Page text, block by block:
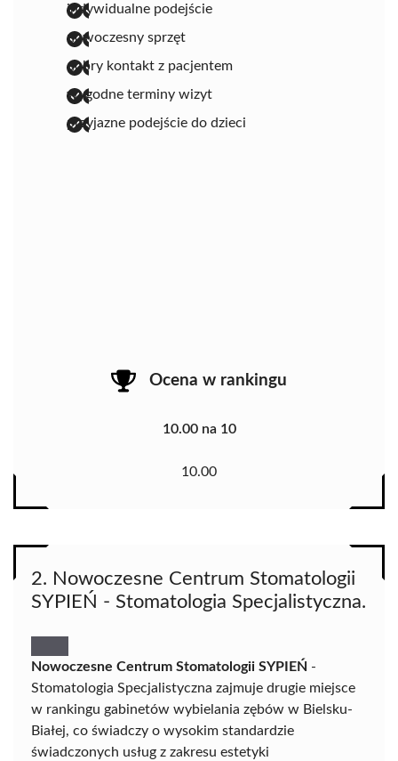
indywidualne podejście
nowoczesny sprzęt
dobry kontakt z pacjentem
wygodne terminy wizyt
przyjazne podejście do dzieci
Ocena w rankingu
10.00 na 10
10.00
2. Nowoczesne Centrum Stomatologii
SYPIEŃ - Stomatologia Specjalistyczna.
Nowoczesne Centrum Stomatologii SYPIEŃ -
Stomatologia Specjalistyczna zajmuje drugie miejsce
w rankingu gabinetów wybielania zębów w Bielsku-
Białej, co świadczy o wysokim standardzie
świadczonych usług z zakresu estetyki